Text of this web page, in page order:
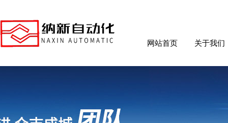
网站首页 关于我们